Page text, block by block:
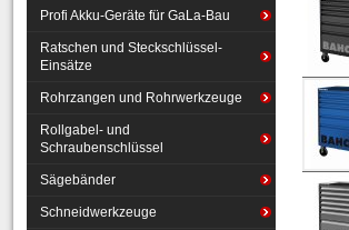
Profi Akku-Geräte für GaLa-Bau
Ratschen und Steckschlüssel-
Einsätze
Rohrzangen und Rohrwerkzeuge
Rollgabel- und
Schraubenschlüssel
Sägebänder
Schneidwerkzeuge